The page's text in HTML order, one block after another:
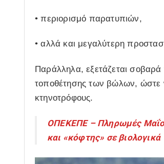
• περιορισμό παρατυπιών,
• αλλά και μεγαλύτερη
Παράλληλα, εξετάζεται σοβαρά
τοποθέτησης των βώλων, ώστε
κτηνοτρόφους.
ΟΠΕΚΕΠΕ – Πληρωμές
και «κόφτης» σε βιολογικά